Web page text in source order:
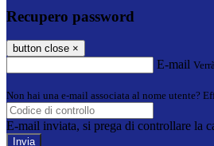
Recupero password
button close ×
E-mail
Non hai una e-mail associata al nome utente?
E-mail inviata, si prega di controllare la